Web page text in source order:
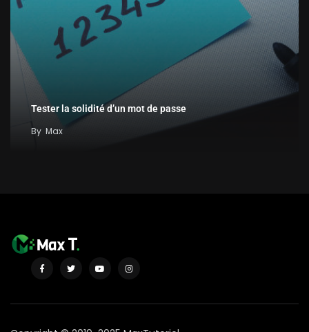
Tester la solidité d’un mot de passe
By Max